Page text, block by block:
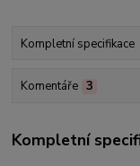
Kompletní specifikace
Komentáře 3
Kompletní